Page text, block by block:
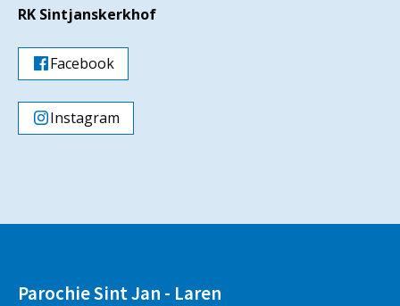
RK Sintjanskerkhof
Facebook
Instagram
Parochie Sint Jan - Laren